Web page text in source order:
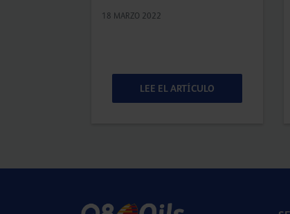
18 MARZO 2022
LEE EL ARTÍCULO